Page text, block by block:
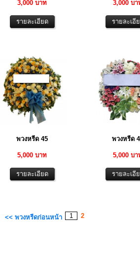
3,000 บาท 3,000 บา
พวงหรีด 45
5,000 บาท
พวงหรีด
5,000 บา
<< พวงหรีดก่อนหน้า 1 2